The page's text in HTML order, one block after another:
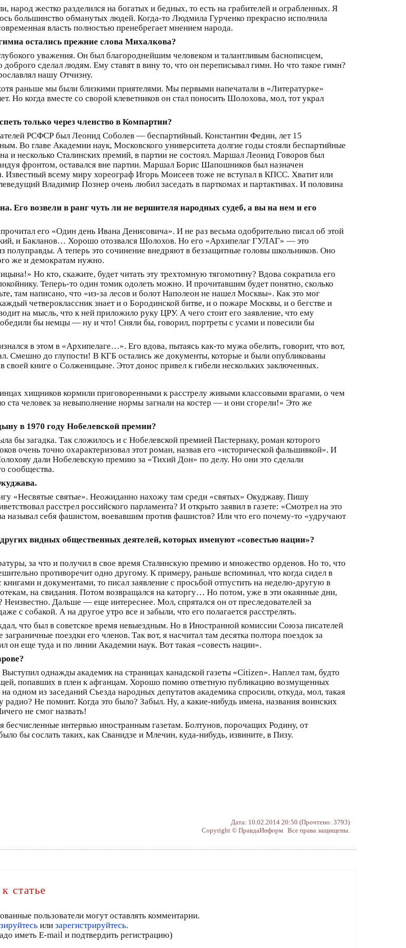
народ жестко разделился на богатых и бедных, то есть на грабителей и ограбленных. Я
большинство обманутых людей. Когда-то Людмила Гурченко прекрасно исполнила
власть полностью пренебрегает мнением народа.
остались прежние слова Михалкова?
уважения. Он был благороднейшим человеком и талантливым баснописцем,
сделал людям. Ему ставят в вину то, что он переписывал гимн. Но что такое гимн?
нашу Отчизну.
раньше мы были близкими приятелями. Мы первыми напечатали в «Литературке»
Но когда вместе со сворой клеветников он стал поносить Шолохова, мол, тот украл
только через членство в Компартии?
РСФСР был Леонид Соболев — беспартийный. Константин Федин, лет 15
Во главе Академии наук, Московского университета долгие годы стояли беспартийные
несколько Сталинских премий, в партии не состоял. Маршал Леонид Говоров был
фронтом, оставался вне партии. Маршал Борис Шапошников был назначен
всему миру хореограф Игорь Моисеев тоже не вступал в КПСС. Хватит или
Владимир Познер очень любил заседать в парткомах и партактивах. И половина
Его возвели в ранг чуть ли не вершителя народных судеб, а вы на нем и его
его «Один день Ивана Денисовича». И не раз весьма одобрительно писал об этой
и Бакланов… Хорошо отозвался Шолохов. Но его «Архипелаг ГУЛАГ» — это
полуправды. А теперь это сочинение внедряют в беззащитные головы школьников. Оно
же и демократам нужно.
Но кто, скажите, будет читать эту трехтомную тягомотину? Вдова сократила его
Теперь-то один томик одолеть можно. И прочитавшим будет понятно, сколько
там написано, что «из-за лесов и болот Наполеон не нашел Москвы». Как это мог
четвероклассник знает и о Бородинской битве, и о пожаре Москвы, и о бегстве и
на мысль, что к ней приложило руку ЦРУ. А чего стоит его заявление, что ему
бы немцы — ну и что! Сняли бы, говорил, портреты с усами и повесили бы
в этом в «Архипелаге…». Его вдова, пытаясь как-то мужа обелить, говорит, что вот,
Смешно до глупости! В КГБ остались же документы, которые и были опубликованы
книге о Солженицыне. Этот донос привел к гибели нескольких заключенных.
хищников кормили приговоренными к расстрелу живыми классовыми врагами, о чем
человек за невыполнение нормы загнали на костер — и они сгорели!» Это же
в 1970 году Нобелевской премии?
бы загадка. Так сложилось и с Нобелевской премией Пастернаку, роман которого
очень точно охарактеризовал этот роман, назвав его «исторической фальшивкой». И
дали Нобелевскую премию за «Тихий Дон» по делу. Но они это сделали
сообщества.
«Несвятые святые». Неожиданно нахожу там среди «святых» Окуджаву. Пишу
расстрел российского парламента? И открыто заявил в газете: «Смотрел на это
называл себя фашистом, воевавшим против фашистов? Или что его почему-то «удручают
видных общественных деятелей, которых именуют «совестью нации»?
за что и получил в свое время Сталинскую премию и множество орденов. Но то, что
противоречит одно другому. К примеру, раньше вспоминал, что когда сидел в
и документами, то писал заявление с просьбой отпустить на неделю-другую в
на свидания. Потом возвращался на каторгу… Но потом, уже в эти окаянные дни,
Неизвестно. Дальше — еще интереснее. Мол, спрятался он от преследователей за
с собакой. А на другое утро все и забыли, что его полагается расстрелять.
что был в советское время невыездным. Но в Иностранной комиссии Союза писателей
поездки его членов. Так вот, я насчитал там десятка полтора поездок за
он еще туда и по линии Академии наук. Вот такая «совесть нации».
однажды академик на страницах канадской газеты «Сitizen». Наплел там, будто
попавших в плен к афганцам. Хорошо помню ответную публикацию возмущенных
одном из заседаний Съезда народных депутатов академика спросили, откуда, мол, такая
Не помнит. Когда это было? Забыл. Ну, а какие-нибудь имена, названия воинских
не смог назвать!
бесчисленные интервью иностранным газетам. Болтунов, порочащих Родину, от
бы сослать таких, как Сванидзе и Млечин, куда-нибудь, извините, в Пизу.
Дата: 10.02.2014 20:50 (Прочтено: 3793)
Copyright © ПравдаИнформ Все права защищены.
статье
пользователи могут оставлять комментарии.
или зарегистрируйтесь.
иметь E-mail и подтвердить регистрацию)